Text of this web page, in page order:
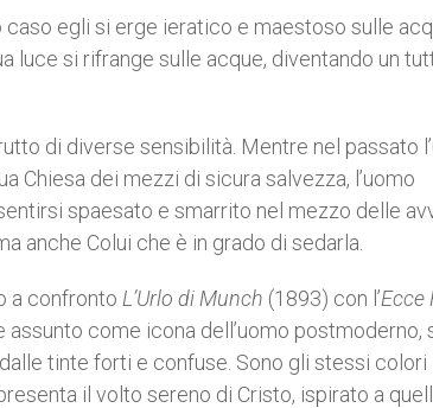
egli si erge ieratico e maestoso sulle
luce si rifrange sulle acque, diventando un
di diverse sensibilità. Mentre nel passato
Chiesa dei mezzi di sicura salvezza, l’uomo
spaesato e smarrito nel mezzo delle
anche Colui che è in grado di sedarla.
a confronto L’Urlo di Munch (1893) con l’Ecce
assunto come icona dell’uomo postmoderno,
tinte forti e confuse. Sono gli stessi colori
il volto sereno di Cristo, ispirato a